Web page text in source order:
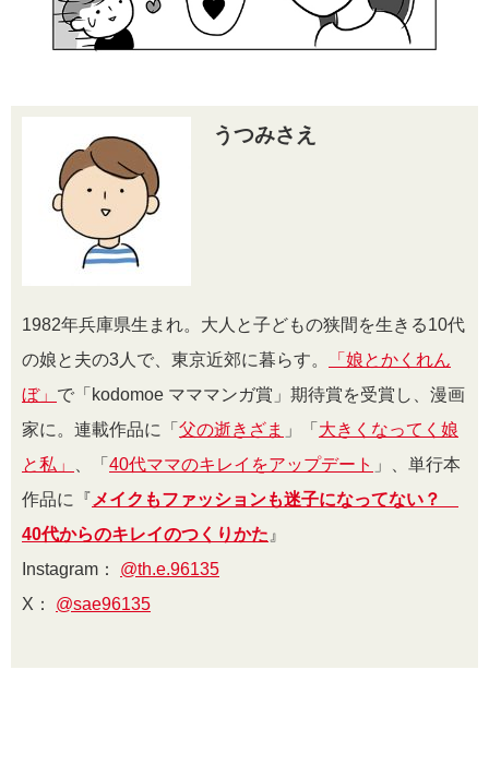
うつみさえ
1982年兵庫県生まれ。大人と子どもの狭間を生きる10代
の娘と夫の3人で、東京近郊に暮らす。
「娘とかくれん
ぼ」 で「kodomoe マママンガ賞」期待賞を受賞し、漫画
家に。連載作品に「 父の逝きざま 」「 大きくなってく娘
と私」
、「 40代ママのキレイをアップデート 」、単行本
作品に『 メイクもファッションも迷子になってない？
40代からのキレイのつくりかた 』
Instagram： @th.e.96135
X： @sae96135